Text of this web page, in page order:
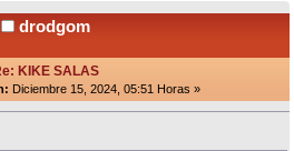
drodgom
KIKE SALAS
Diciembre 15, 2024, 05:51 Horas »